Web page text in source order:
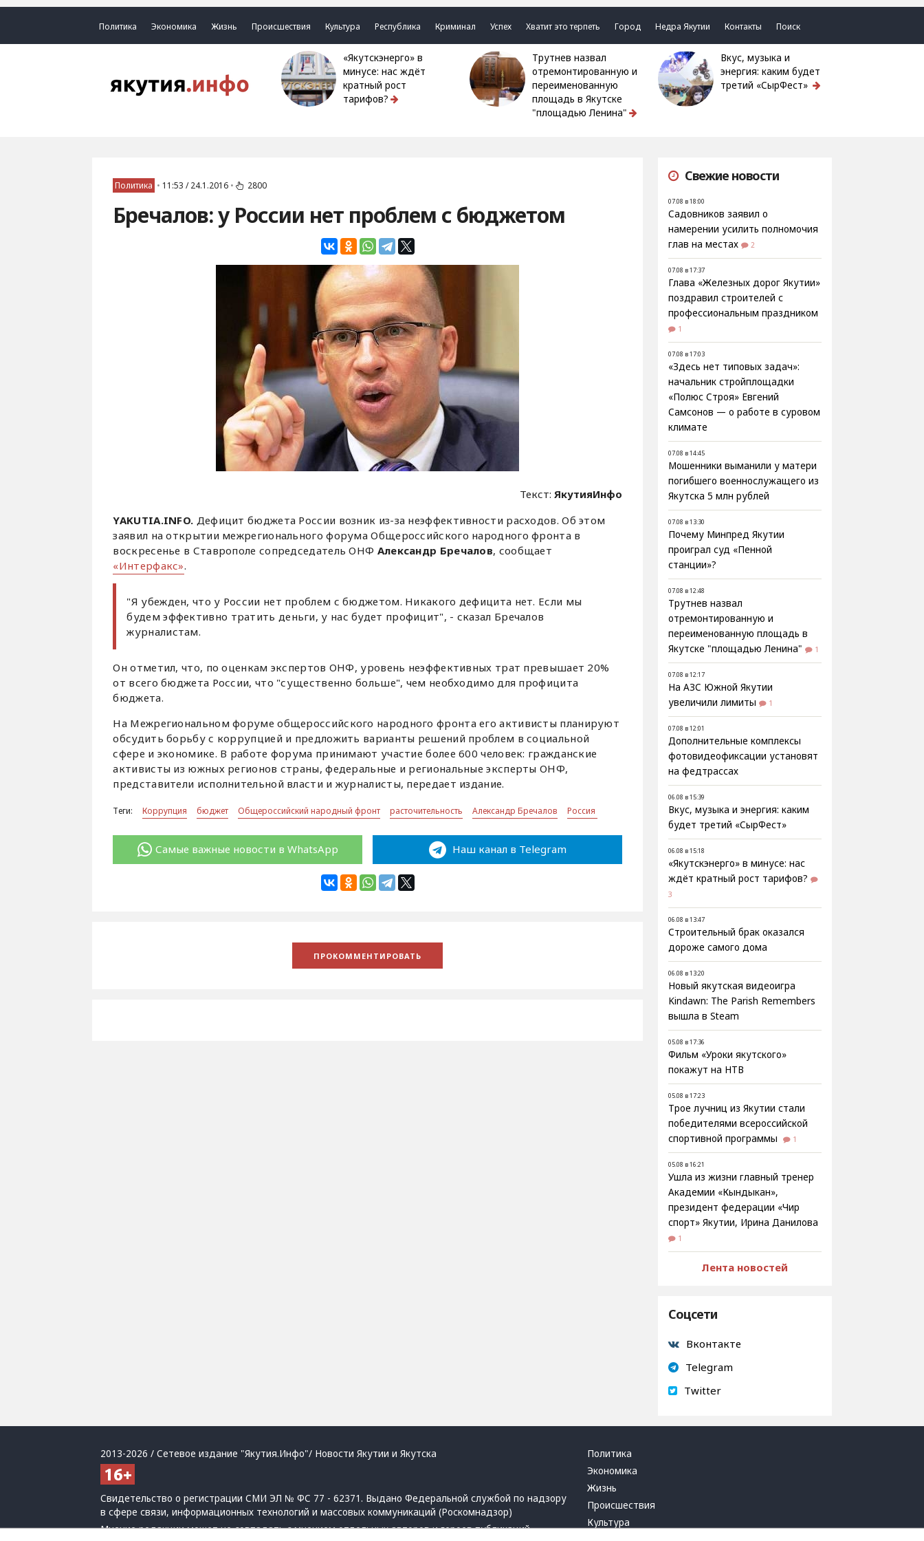
Политика Экономика Жизнь Происшествия Культура Республика Криминал Успех Хватит это терпеть Город Недра Якутии Контакты Поиск
«Якутскэнерго» в
минусе: нас ждёт
кратный рост
тарифов?
Трутнев назвал
отремонтированную и
переименованную
площадь в Якутске
"площадью Ленина"
Вкус, музыка и
энергия: каким будет
третий «СырФест»
Политика • 11:53 / 24.1.2016 • 2800
Бречалов: у России нет проблем с бюджетом
Текст:ЯкутияИнфо
YAKUTIA.INFO. Дефицит бюджета России возник из-за неэффективности расходов. Об этом
заявил на открытии межрегионального форума Общероссийского народного фронта в
воскресенье в Ставрополе сопредседатель ОНФ Александр Бречалов, сообщает
«Интерфакс».
"Я убежден, что у России нет проблем с бюджетом. Никакого дефицита нет. Если мы
будем эффективно тратить деньги, у нас будет профицит", - сказал Бречалов
журналистам.
Он отметил, что, по оценкам экспертов ОНФ, уровень неэффективных трат превышает 20%
от всего бюджета России, что "существенно больше", чем необходимо для профицита
бюджета.
На Межрегиональном форуме общероссийского народного фронта его активисты планируют
обсудить борьбу с коррупцией и предложить варианты решений проблем в социальной
сфере и экономике. В работе форума принимают участие более 600 человек: гражданские
активисты из южных регионов страны, федеральные и региональные эксперты ОНФ,
представители исполнительной власти и журналисты, передает издание.
Теги: Коррупция бюджет Общероссийский народный фронт расточительность Александр Бречалов Россия
Самые важные новости в WhatsApp Наш канал в Telegram
Свежие новости
07.08 в 18:00
Садовников заявил о
намерении усилить полномочия
глав на местах
2
07.08 в 17:37
Глава «Железных дорог Якутии»
поздравил строителей с
профессиональным праздником
1
07.08 в 17:03
«Здесь нет типовых задач»:
начальник стройплощадки
«Полюс Строя» Евгений
Самсонов — о работе в суровом
климате
07.08 в 14:45
Мошенники выманили у матери
погибшего военнослужащего из
Якутска 5 млн рублей
07.08 в 13:30
Почему Минпред Якутии
проиграл суд «Пенной
станции»?
07.08 в 12:48
Трутнев назвал
отремонтированную и
переименованную площадь в
Якутске "площадью Ленина"
1
07.08 в 12:17
На АЗС Южной Якутии
увеличили лимиты
1
07.08 в 12:01
Дополнительные комплексы
фотовидеофиксации установят
на федтрассах
06.08 в 15:39
Вкус, музыка и энергия: каким
будет третий «СырФест»
06.08 в 15:18
«Якутскэнерго» в минусе: нас
ждёт кратный рост тарифов?
3
06.08 в 13:47
Строительный брак оказался
дороже самого дома
06.08 в 13:20
Новый якутская видеоигра
Kindawn: The Parish Remembers
вышла в Steam
05.08 в 17:36
Фильм «Уроки якутского»
покажут на НТВ
05.08 в 17:23
Трое лучниц из Якутии стали
победителями всероссийской
спортивной программы
1
05.08 в 16:21
Ушла из жизни главный тренер
Академии «Кындыкан»,
президент федерации «Чир
спорт» Якутии, Ирина Данилова
1
Лента новостей
Соцсети
Вконтакте
Telegram
Twitter
2013-2026 / Сетевое издание "Якутия.Инфо"/ Новости Якутии и Якутска
Свидетельство о регистрации СМИ ЭЛ № ФС 77 - 62371. Выдано Федеральной службой по надзору
в сфере связи, информационных технологий и массовых коммуникаций (Роскомнадзор)
Мнение редакции может не совпадать с мнением отдельных авторов и героев публикаций.
Политика
Экономика
Жизнь
Происшествия
Культура